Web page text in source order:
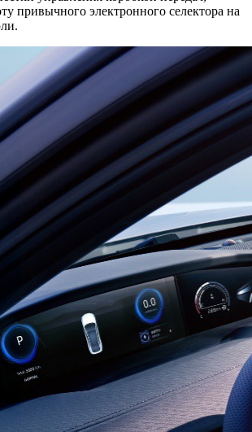
привычного электронного селектора на